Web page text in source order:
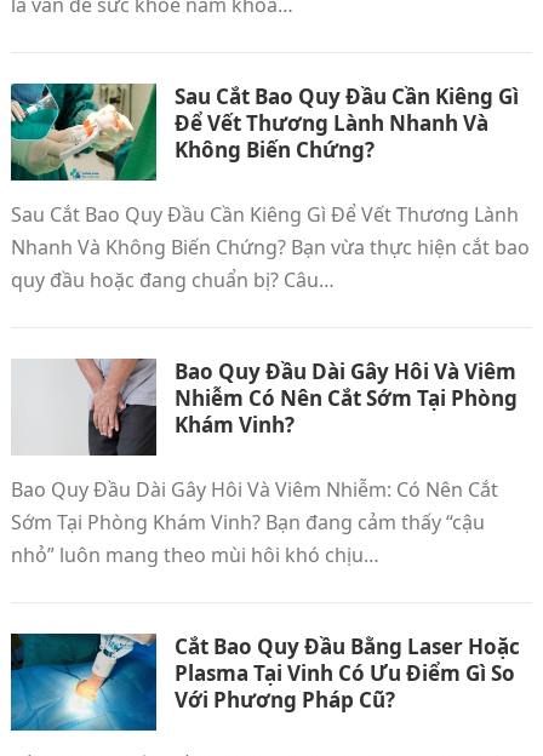
Sau Cắt Bao Quy Đầu Cần Kiêng Gì
Để Vết Thương Lành Nhanh Và
Không Biến Chứng?
Sau Cắt Bao Quy Đầu Cần Kiêng Gì Để Vết Thương Lành
Nhanh Và Không Biến Chứng? Bạn vừa thực hiện cắt bao
quy đầu hoặc đang chuẩn bị? Câu…
Bao Quy Đầu Dài Gây Hôi Và Viêm
Nhiễm Có Nên Cắt Sớm Tại Phòng
Khám Vinh?
Bao Quy Đầu Dài Gây Hôi Và Viêm Nhiễm: Có Nên Cắt
Sớm Tại Phòng Khám Vinh? Bạn đang cảm thấy “cậu
nhỏ” luôn mang theo mùi hôi khó chịu…
Cắt Bao Quy Đầu Bằng Laser Hoặc
Plasma Tại Vinh Có Ưu Điểm Gì So
Với Phương Pháp Cũ?